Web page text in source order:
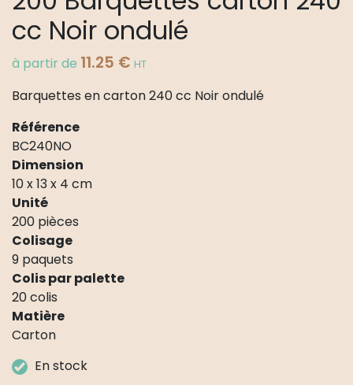
cc Noir ondulé
à partir de 11.25 € HT
Barquettes en carton 240 cc Noir ondulé
Référence
BC240NO
Dimension
10 x 13 x 4 cm
Unité
200 pièces
Colisage
9 paquets
Colis par palette
20 colis
Matière
Carton
En stock